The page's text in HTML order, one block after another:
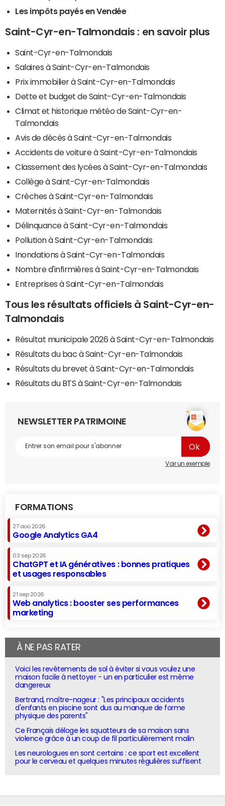
Les impôts payés en Vendée
Saint-Cyr-en-Talmondais : en savoir plus
Saint-Cyr-en-Talmondais
Salaires à Saint-Cyr-en-Talmondais
Prix immobilier à Saint-Cyr-en-Talmondais
Dette et budget de Saint-Cyr-en-Talmondais
Climat et historique météo de Saint-Cyr-en-
Talmondais
Avis de décès à Saint-Cyr-en-Talmondais
Accidents de voiture à Saint-Cyr-en-Talmondais
Classement des lycées à Saint-Cyr-en-Talmondais
Collège à Saint-Cyr-en-Talmondais
Crèches à Saint-Cyr-en-Talmondais
Maternités à Saint-Cyr-en-Talmondais
Délinquance à Saint-Cyr-en-Talmondais
Pollution à Saint-Cyr-en-Talmondais
Inondations à Saint-Cyr-en-Talmondais
Nombre d'infirmières à Saint-Cyr-en-Talmondais
Entreprises à Saint-Cyr-en-Talmondais
Tous les résultats officiels à Saint-Cyr-en-
Talmondais
Résultat municipale 2026 à Saint-Cyr-en-Talmondais
Résultats du bac à Saint-Cyr-en-Talmondais
Résultats du brevet à Saint-Cyr-en-Talmondais
Résultats du BTS à Saint-Cyr-en-Talmondais
NEWSLETTER PATRIMOINE
Voir un exemple
FORMATIONS
27 aoû 2026
Google Analytics GA4
03 sep 2026
ChatGPT et IA génératives : bonnes pratiques
et usages responsables
21 sep 2026
Web analytics : booster ses performances
marketing
À NE PAS RATER
Voici les revêtements de sol à éviter si vous voulez une
maison facile à nettoyer - un en particulier est même
dangereux
Bertrand, maître-nageur : "Les principaux accidents
d'enfants en piscine sont dus au manque de forme
physique des parents"
Ce Français déloge les squatteurs de sa maison sans
violence grâce à un coup de fil particulièrement malin
Les neurologues en sont certains : ce sport est excellent
pour le cerveau et quelques minutes régulières suffisent